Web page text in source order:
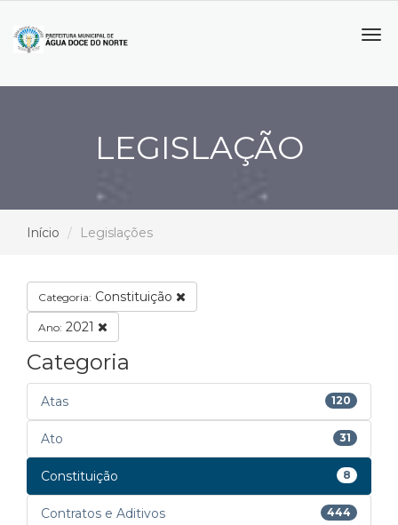
LEGISLAÇÃO
Início Legislações
Categoria: Constituição
Ano: 2021
Categoria
Atas 120
Ato 31
Constituição 8
Contratos e Aditivos 444